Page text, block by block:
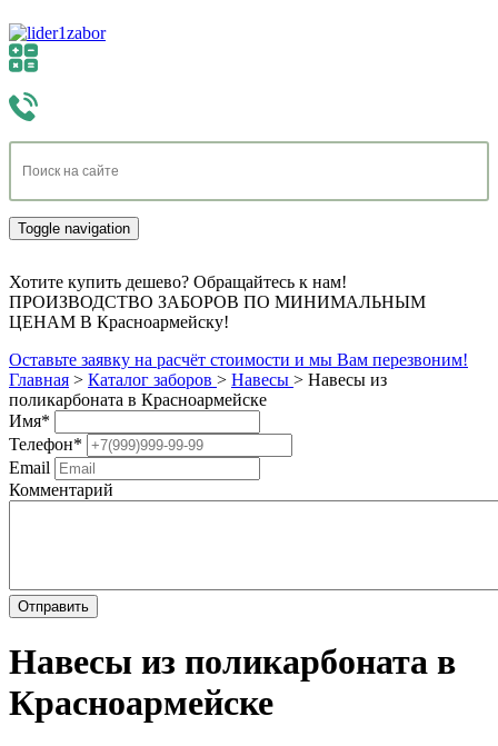
Toggle navigation
Хотите купить дешево? Обращайтесь к нам!
ПРОИЗВОДСТВО ЗАБОРОВ ПО МИНИМАЛЬНЫМ
ЦЕНАМ В Красноармейску!
Оставьте заявку на расчёт стоимости и мы Вам перезвоним!
Главная > Каталог заборов > Навесы > Навесы из
поликарбоната в Красноармейске
Имя*
Телефон*
Email
Комментарий
Навесы из поликарбоната в
Красноармейске